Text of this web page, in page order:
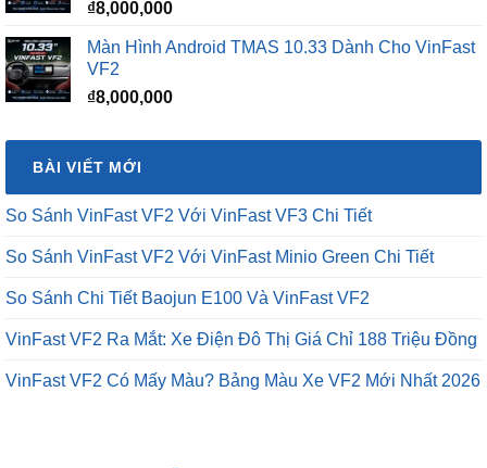
₫8,000,000
Màn Hình Android TMAS 10.33 Dành Cho VinFast
VF2
₫8,000,000
BÀI VIẾT MỚI
So Sánh VinFast VF2 Với VinFast VF3 Chi Tiết
So Sánh VinFast VF2 Với VinFast Minio Green Chi Tiết
So Sánh Chi Tiết Baojun E100 Và VinFast VF2
VinFast VF2 Ra Mắt: Xe Điện Đô Thị Giá Chỉ 188 Triệu Đồng
VinFast VF2 Có Mấy Màu? Bảng Màu Xe VF2 Mới Nhất 2026